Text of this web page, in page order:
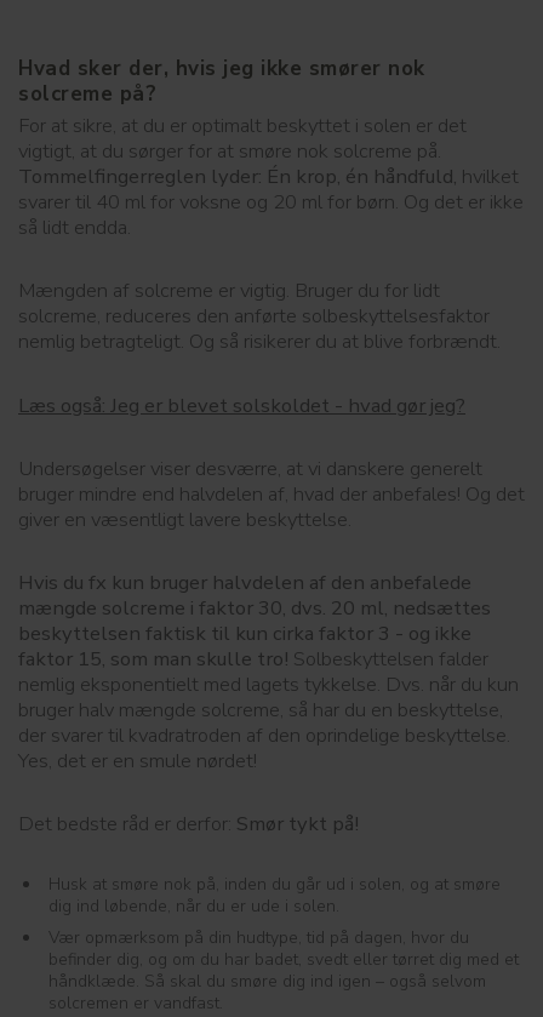
Hvad sker der, hvis jeg ikke smører nok
solcreme på?
For at sikre, at du er optimalt beskyttet i solen er det
vigtigt, at du sørger for at smøre nok solcreme på.
Tommelfingerreglen lyder: Én krop, én håndfuld, hvilket
svarer til 40 ml for voksne og 20 ml for børn. Og det er ikke
så lidt endda.
Mængden af solcreme er vigtig. Bruger du for lidt
solcreme, reduceres den anførte solbeskyttelsesfaktor
nemlig betragteligt. Og så risikerer du at blive forbrændt.
Læs også: Jeg er blevet solskoldet - hvad gør jeg?
Undersøgelser viser desværre, at vi danskere generelt
bruger mindre end halvdelen af, hvad der anbefales! Og det
giver en væsentligt lavere beskyttelse.
Hvis du fx kun bruger halvdelen af den anbefalede
mængde solcreme i faktor 30, dvs. 20 ml, nedsættes
beskyttelsen faktisk til kun cirka faktor 3 - og ikke
faktor 15, som man skulle tro! Solbeskyttelsen falder
nemlig eksponentielt med lagets tykkelse. Dvs. når du kun
bruger halv mængde solcreme, så har du en beskyttelse,
der svarer til kvadratroden af den oprindelige beskyttelse.
Yes, det er en smule nørdet!
Det bedste råd er derfor: Smør tykt på!
Husk at smøre nok på, inden du går ud i solen, og at smøre
dig ind løbende, når du er ude i solen.
Vær opmærksom på din hudtype, tid på dagen, hvor du
befinder dig, og om du har badet, svedt eller tørret dig med et
håndklæde. Så skal du smøre dig ind igen – også selvom
solcremen er vandfast.